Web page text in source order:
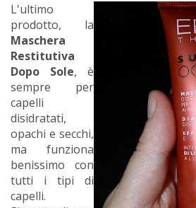
L'ultimo
prodotto, la
Maschera
Restitutiva
Dopo Sole, è
sempre per
capelli
disidratati,
opachi e secchi,
ma funziona
benissimo con
tutti i tipi di
capelli.